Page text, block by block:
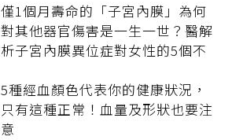
僅1個月壽命的「子宮內膜」為何
對其他器官傷害是一生一世？醫解
析子宮內膜異位症對女性的5個不
5種經血顏色代表你的健康狀況，
只有這種正常！血量及形狀也要注
意